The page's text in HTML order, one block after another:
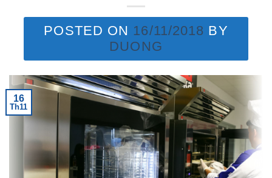
POSTED ON 16/11/2018 BY
DUONG
16
Th11